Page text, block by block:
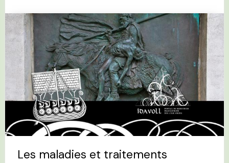
Les maladies et traitements